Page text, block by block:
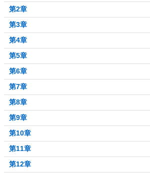
第2章
第3章
第4章
第5章
第6章
第7章
第8章
第9章
第10章
第11章
第12章